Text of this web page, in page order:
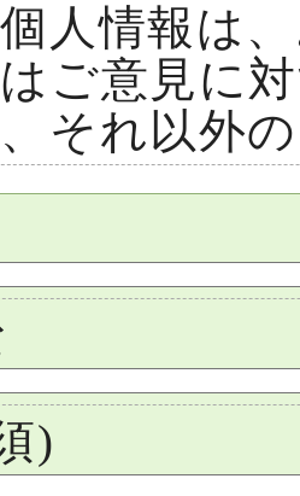
人情報は
ご意見に
それ以外
)